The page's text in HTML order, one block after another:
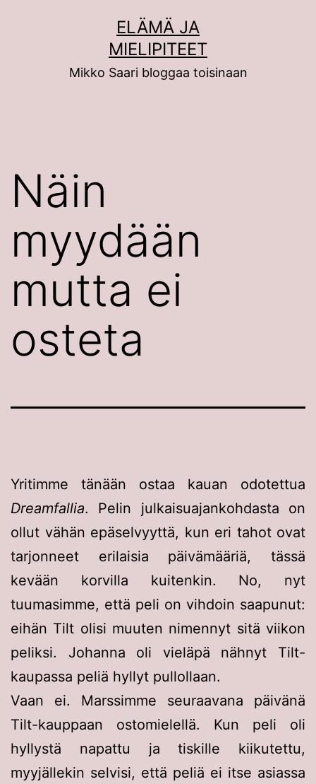
ELÄMÄ JA
MIELIPITEET
Mikko Saari bloggaa toisinaan
Näin
myydään
mutta ei
osteta
Yritimme tänään ostaa kauan odotettua
Dreamfallia. Pelin julkaisuajankohdasta on
ollut vähän epäselvyyttä, kun eri tahot ovat
tarjonneet erilaisia päivämääriä, tässä
kevään korvilla kuitenkin. No, nyt
tuumasimme, että peli on vihdoin saapunut:
eihän Tilt olisi muuten nimennyt sitä viikon
peliksi. Johanna oli vieläpä nähnyt Tilt-
kaupassa peliä hyllyt pullollaan.
Vaan ei. Marssimme seuraavana päivänä
Tilt-kauppaan ostomielellä. Kun peli oli
hyllystä napattu ja tiskille kiikutettu,
myyjällekin selvisi, että peliä ei itse asiassa